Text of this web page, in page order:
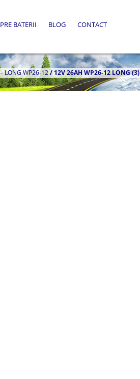
BATERII BLOG CONTACT
LONG WP26-12/12V 26AH WP26-12 LONG (3)